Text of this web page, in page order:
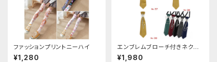
ファッションプリントニーハイ
¥1,280
エンブレムブローチ付きネクタ
イ(イエロー)
¥1,980